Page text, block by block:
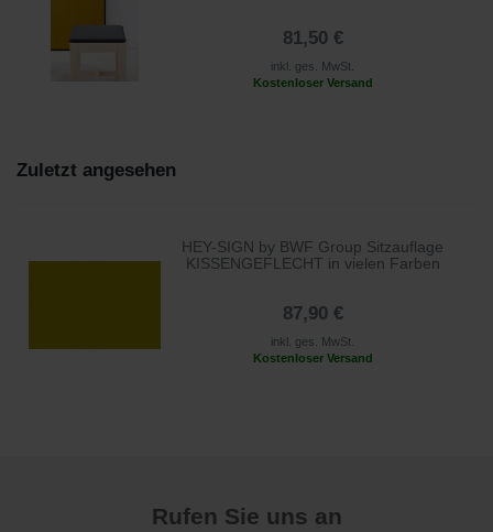
81,50 €
inkl. ges. MwSt.
Kostenloser Versand
Zuletzt angesehen
HEY-SIGN by BWF Group Sitzauflage
KISSENGEFLECHT in vielen Farben
87,90 €
inkl. ges. MwSt.
Kostenloser Versand
Rufen Sie uns an